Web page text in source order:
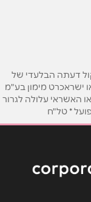
דעתה הבלעדי של
ישראכרט מימון בע"מ
האשראי עלולה לגרור
* טל"ח